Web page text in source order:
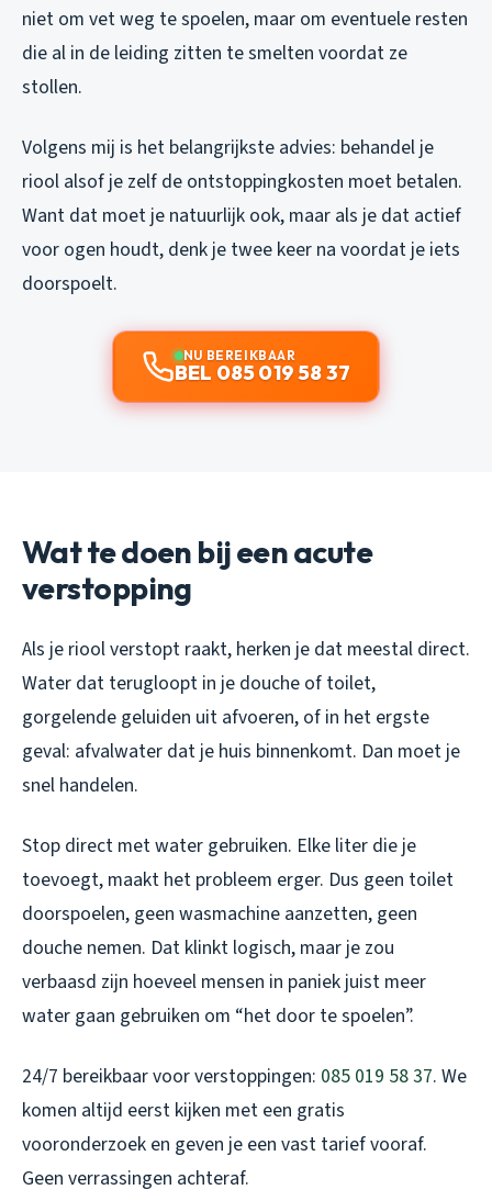
niet om vet weg te spoelen, maar om eventuele resten
die al in de leiding zitten te smelten voordat ze
stollen.
Volgens mij is het belangrijkste advies: behandel je
riool alsof je zelf de ontstoppingkosten moet betalen.
Want dat moet je natuurlijk ook, maar als je dat actief
voor ogen houdt, denk je twee keer na voordat je iets
doorspoelt.
NU BEREIKBAAR
BEL 085 019 58 37
Wat te doen bij een acute
verstopping
Als je riool verstopt raakt, herken je dat meestal direct.
Water dat terugloopt in je douche of toilet,
gorgelende geluiden uit afvoeren, of in het ergste
geval: afvalwater dat je huis binnenkomt. Dan moet je
snel handelen.
Stop direct met water gebruiken. Elke liter die je
toevoegt, maakt het probleem erger. Dus geen toilet
doorspoelen, geen wasmachine aanzetten, geen
douche nemen. Dat klinkt logisch, maar je zou
verbaasd zijn hoeveel mensen in paniek juist meer
water gaan gebruiken om “het door te spoelen”.
24/7 bereikbaar voor verstoppingen: 085 019 58 37. We
komen altijd eerst kijken met een gratis
vooronderzoek en geven je een vast tarief vooraf.
Geen verrassingen achteraf.